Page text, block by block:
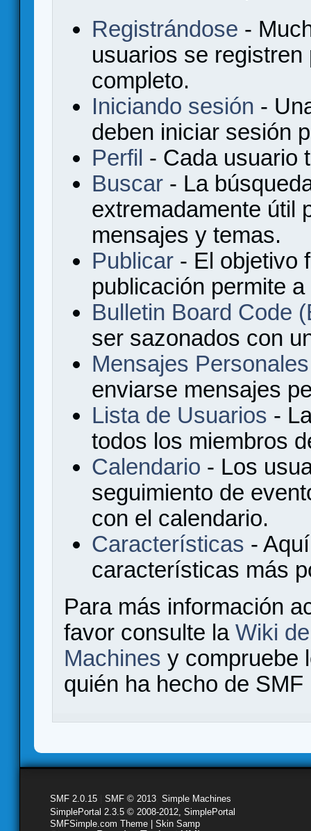
Registrándose -
usuarios se
completo.
Iniciando sesión -
deben iniciar sesión
Perfil - Cada usuario
Buscar - La
extremadamente útil
mensajes y temas.
Publicar - El objetivo
publicación permite
Bulletin Board Code
ser sazonados con
Mensajes Personales
enviarse mensajes
Lista de Usuarios -
todos los miembros
Calendario - Los
seguimiento de
con el calendario.
Características -
características más
Para más información
favor consulte la Wiki
Machines y compruebe
quién ha hecho de
SMF 2.0.15 SMF © 2013 Simple Machines
SimplePortal 2.3.5 © 2008-2012, SimplePortal
SMFSimple.com Theme | Skin Samp